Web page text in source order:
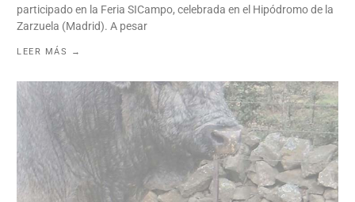
participado en la Feria SICampo, celebrada en el Hipódromo de la
Zarzuela (Madrid). A pesar
LEER MÁS →